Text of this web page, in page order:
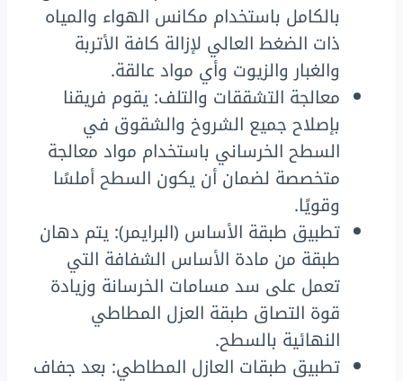
بالكامل باستخدام مكانس الهواء والمياه
ذات الضغط العالي لإزالة كافة الأتربة
والغبار والزيوت وأي مواد عالقة.
معالجة التشققات والتلف: يقوم فريقنا
بإصلاح جميع الشروخ والشقوق في
السطح الخرساني باستخدام مواد معالجة
متخصصة لضمان أن يكون السطح أملسًا
وقويًا.
تطبيق طبقة الأساس (البرايمر): يتم دهان
طبقة من مادة الأساس الشفافة التي
تعمل على سد مسامات الخرسانة وزيادة
قوة التصاق طبقة العزل المطاطي
النهائية بالسطح.
تطبيق طبقات العازل المطاطي: بعد جفاف